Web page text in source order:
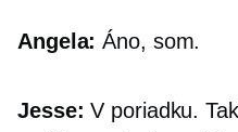
Angela: Áno, som.
Jesse: V poriadku.